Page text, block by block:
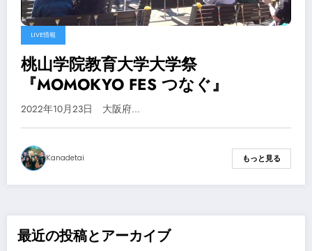
LIVE情報
桃山学院教育大学大学祭
『MOMOKYO FES つなぐ』
2022年10月23日 大阪府…
Kanadetai もっと見る
最近の投稿とアーカイブ